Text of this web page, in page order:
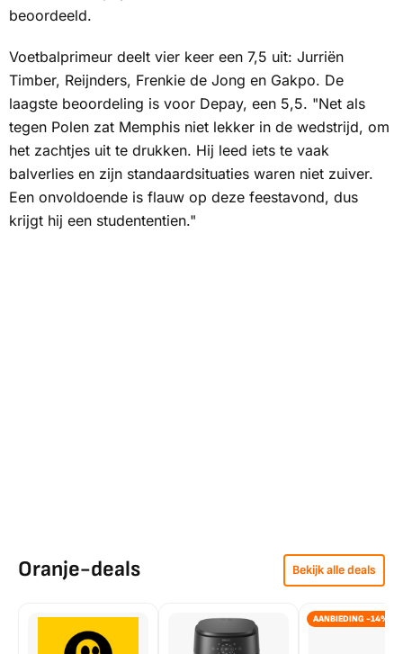
beoordeeld.
Voetbalprimeur deelt vier keer een 7,5 uit: Jurriën
Timber, Reijnders, Frenkie de Jong en Gakpo. De
laagste beoordeling is voor Depay, een 5,5. "Net als
tegen Polen zat Memphis niet lekker in de wedstrijd, om
het zachtjes uit te drukken. Hij leed iets te vaak
balverlies en zijn standaardsituaties waren niet zuiver.
Een onvoldoende is flauw op deze feestavond, dus
krijgt hij een studententien."
Oranje-deals Bekijk alle deals
AANBIEDING -14%